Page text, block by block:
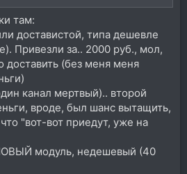
там:
доставистой, типа дешевле
Привезли за.. 2000 руб., мол,
доставить (без меня меня
канал мертвый).. второй
вроде, был шанс вытащить,
"вот-вот приедут, уже на
модуль, недешевый (40